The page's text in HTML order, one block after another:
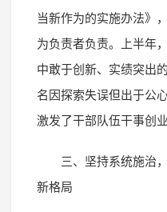
当新作为的实施办法》
为负责者负责。上半年
中敢于创新、实绩突出
名因探索失误但出于公
激发了干部队伍干事创业
三、坚持系统施治
新格局